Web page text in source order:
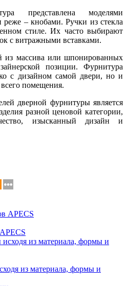
представлена моделями
реже – кнобами. Ручки из стекла
стиле. Их часто выбирают
с витражными вставками.
из массива или шпонированных
позиции. Фурнитура
с дизайном самой двери, но и
помещения.
дверной фурнитуры является
разной ценовой категории,
изысканный дизайн и
из материала, формы и